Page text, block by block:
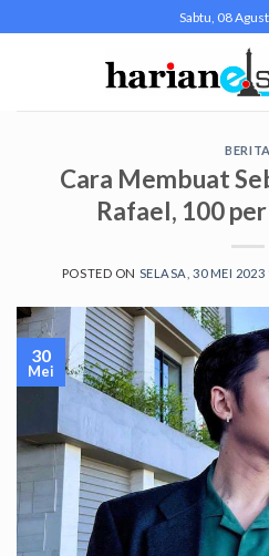
to
Sabtu, 08
BERITA
Cara Membuat
Rafael, 100
POSTED ON SELASA, 30 MEI 2023
30
Mei